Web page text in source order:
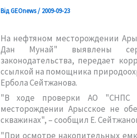
ВідGEOnews/ 2009-09-23
На нефтяном месторождении
Дан Мунай" выявлены
законодательства, передает
ссылкой на помощника
Ербола Сейтжанова.
"В ходе проверки АО "СНПС
месторождении Арысское не
скважинах", – сообщил Е.
"При осмотре накопительных